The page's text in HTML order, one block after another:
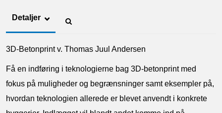
Detaljer
3D-Betonprint v. Thomas Juul Andersen
Få en indføring i teknologierne bag 3D-betonprint med
fokus på muligheder og begrænsninger samt eksempler på,
hvordan teknologien allerede er blevet anvendt i konkrete